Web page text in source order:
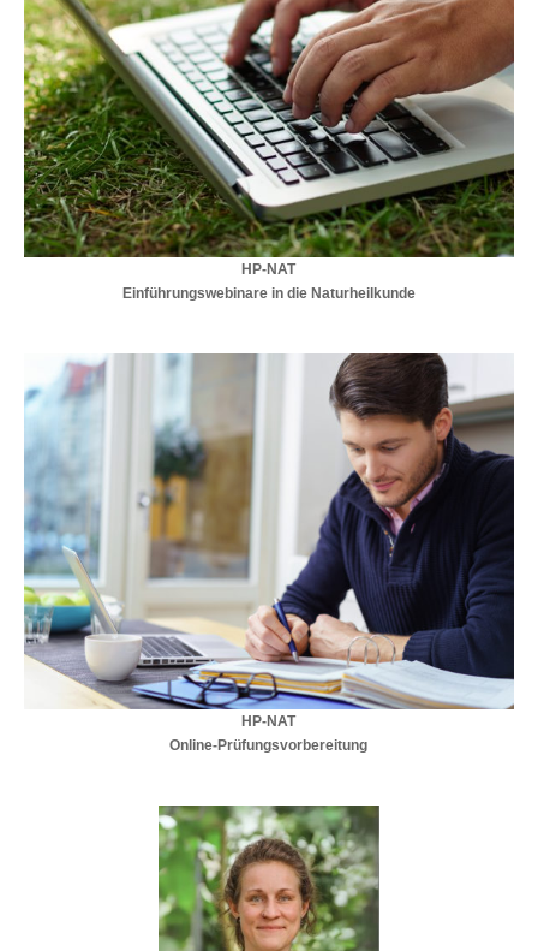
HP-NAT
Einführungswebinare in die Naturheilkunde
HP-NAT
Online-Prüfungsvorbereitung